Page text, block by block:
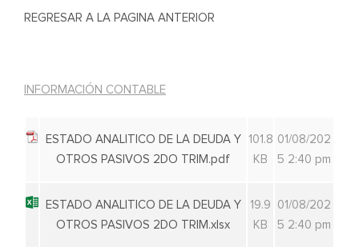
REGRESAR A LA PAGINA ANTERIOR
INFORMACIÓN CONTABLE
ESTADO ANALITICO DE LA DEUDA Y
OTROS PASIVOS 2DO TRIM.pdf
101.8
KB
01/08/202
5 2:40 pm
ESTADO ANALITICO DE LA DEUDA Y
OTROS PASIVOS 2DO TRIM.xlsx
19.9
KB
01/08/202
5 2:40 pm